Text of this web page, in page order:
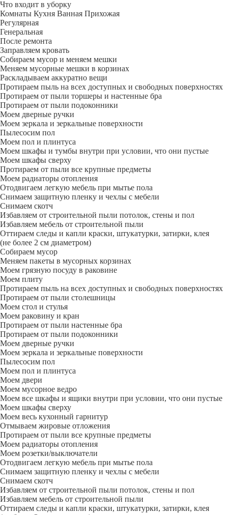
Что входит в уборку
Регу­лярная
Гене­ральная
После ремонта
Заправляем кровать
Собираем мусор и меняем мешки
Меняем мусорные мешки в корзинах
Раскладываем аккуратно вещи
Протираем пыль на всех доступных и свободных поверхностях
Протираем от пыли торшеры и настенные бра
Протираем от пыли подоконники
Моем дверные ручки
Моем зеркала и зеркальные поверхности
Пылесосим пол
Моем пол и плинтуса
Моем шкафы и тумбы внутри при условии, что они пустые
Моем шкафы сверху
Протираем от пыли все крупные предметы
Моем радиаторы отопления
Отодвигаем легкую мебель при мытье пола
Снимаем защитную пленку и чехлы с мебели
Снимаем скотч
Избавляем от строительной пыли потолок, стены и пол
Избавляем мебель от строительной пыли
Оттираем следы и капли краски, штукатурки, затирки, клея
(не более 2 см диаметром)
Собираем мусор
Меняем пакеты в мусорных корзинах
Моем грязную посуду в раковине
Моем плиту
Протираем пыль на всех доступных и свободных поверхностях
Протираем от пыли столешницы
Моем стол и стулья
Моем раковину и кран
Протираем от пыли настенные бра
Протираем от пыли подоконники
Моем дверные ручки
Моем зеркала и зеркальные поверхности
Пылесосим пол
Моем пол и плинтуса
Моем двери
Моем мусорное ведро
Моем все шкафы и ящики внутри при условии, что они пустые
Моем шкафы сверху
Моем весь кухонный гарнитур
Отмываем жировые отложения
Протираем от пыли все крупные предметы
Моем радиаторы отопления
Моем розетки/выключатели
Отодвигаем легкую мебель при мытье пола
Снимаем защитную пленку и чехлы с мебели
Снимаем скотч
Избавляем от строительной пыли потолок, стены и пол
Избавляем мебель от строительной пыли
Оттираем следы и капли краски, штукатурки, затирки, клея